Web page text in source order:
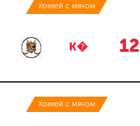
Хоккей с мячом
К� 12
Хоккей с мячом